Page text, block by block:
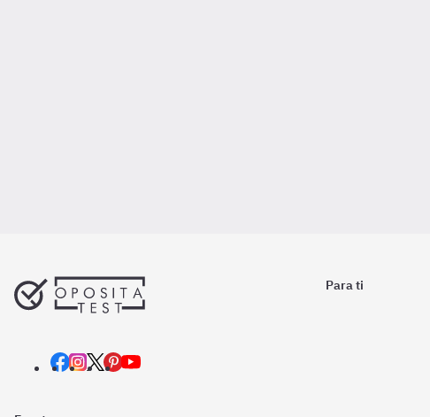
Para ti